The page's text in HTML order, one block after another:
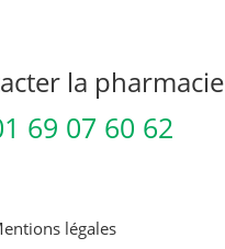
la pharmacie
69 07 60 62
légales